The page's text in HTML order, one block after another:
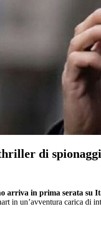
di
arriva in prima serata su
in un’avventura carica